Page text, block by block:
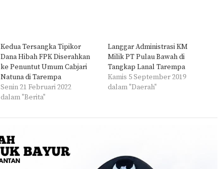
Kedua Tersangka Tipikor
Dana Hibah FPK Diserahkan
ke Penuntut Umum Cabjari
Natuna di Tarempa
Senin 21 Februari 2022
dalam "Berita"
Langgar Administrasi KM
Milik PT Pulau Bawah di
Tangkap Lanal Tarempa
Kamis 5 September 2019
dalam "Daerah"